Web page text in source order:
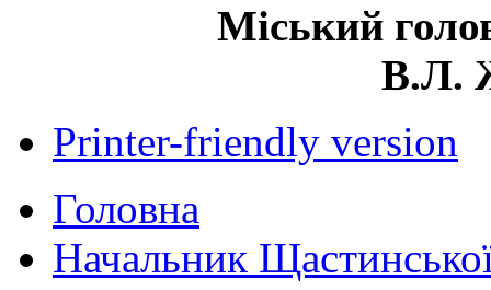
Міський
В.Л.
Printer-friendly version
Головна
Начальник